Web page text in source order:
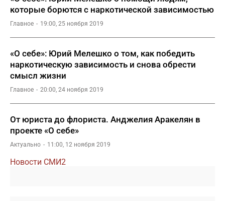
которые борются с наркотической зависимостью
Главное 19:00, 25 ноября 2019
«О себе»: Юрий Мелешко о том, как победить
наркотическую зависимость и снова обрести
смысл жизни
Главное 20:00, 24 ноября 2019
От юриста до флориста. Анджелия Аракелян в
проекте «О себе»
Актуально 11:00, 12 ноября 2019
Новости СМИ2